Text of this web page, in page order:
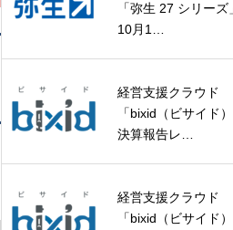
「弥生 27 シリーズ
10月1…
経営支援クラウド
「bixid（ビサイド）
決算報告レ…
経営支援クラウド
「bixid（ビサイド）